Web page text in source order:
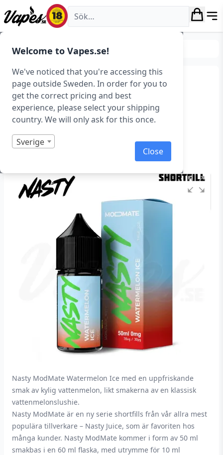
Welcome to Vapes.se!
We've noticed that you're accessing this
page outside Sweden. In order for you to
get the correct pricing and best
experience, please select your shipping
country. We will only ask for this once.
Sverige
Close
Vapes.se
E-juice E-juice varumärken
Nasty ModMate –
Watermelon Ice (50 ml,
Shortfill)
Art.nr: 40754
Slut i lager
Nasty ModMate Watermelon Ice med en uppfriskande
smak av kylig vattenmelon, likt smakerna av en klassisk
vattenmelonslushie.
Nasty ModMate är en ny serie shortfills från vår allra mest
populära tillverkare – Nasty Juice, som är favoriten hos
många kunder. Nasty ModMate kommer i form av 50 ml
smakbas i en 60 ml flaska, med utrymme för 10 ml